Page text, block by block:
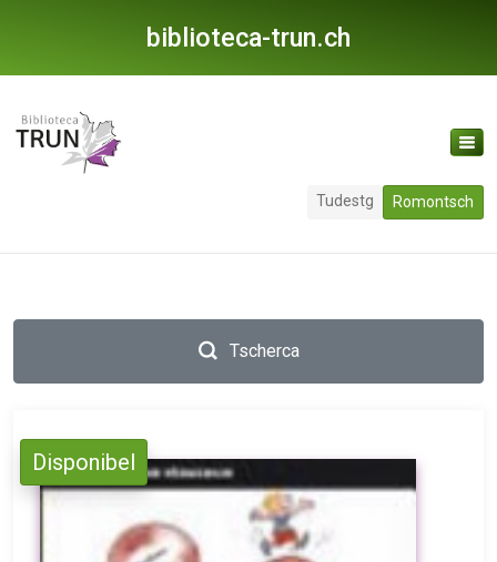
biblioteca-trun.ch
Tudestg Romontsch
Tscherca
Disponibel